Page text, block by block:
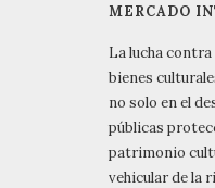
MERCADO
La lucha
bienes
no solo en el
públicas
patrimonio
vehicular de la